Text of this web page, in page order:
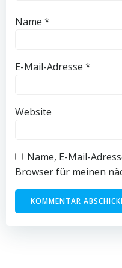
Name *
E-Mail-Adresse *
Website
Name, E-Mail-
Browser für meinen